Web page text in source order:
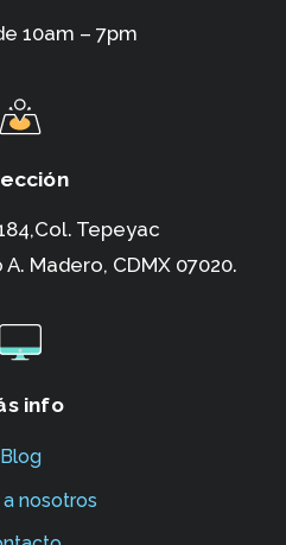
10am – 7pm
Tepeyac
A. Madero, CDMX 07020.
info
Blog
nosotros